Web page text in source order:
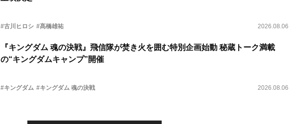
#古川ヒロシ #髙橋雄祐 2026.08.06
『キングダム 魂の決戦』飛信隊が焚き火を囲む特別企画始動 秘蔵トーク満載
の“キングダムキャンプ”開催
#キングダム #キングダム 魂の決戦 2026.08.06